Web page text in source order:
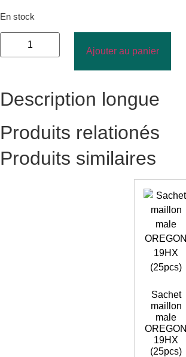
En stock
Ajouter au panier
Description longue
Produits relationés
Produits similaires
Sachet
maillon
male
OREGON
19HX
(25pcs)